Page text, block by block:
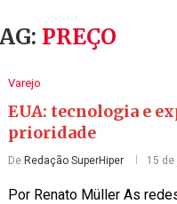
PREÇO
Varejo
EUA: tecnologia e
prioridade
De Redação SuperHiper 15
Por Renato Müller As